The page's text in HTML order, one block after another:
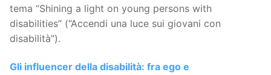
tema “Shining a light on young persons with
disabilities” (“Accendi una luce sui giovani con
disabilità”).
Gli influencer della disabilità: fra ego e